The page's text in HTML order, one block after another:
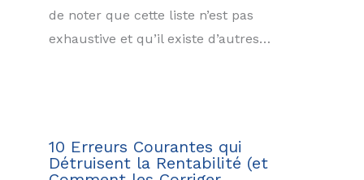
de noter que cette liste n’est pas
exhaustive et qu’il existe d’autres…
10 Erreurs Courantes qui
Détruisent la Rentabilité (et